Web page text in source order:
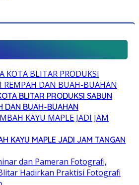
BLITAR PRODUKSI SABUN
DAN BUAH-BUAHAN
KAYU MAPLE JADI JAM TANGAN